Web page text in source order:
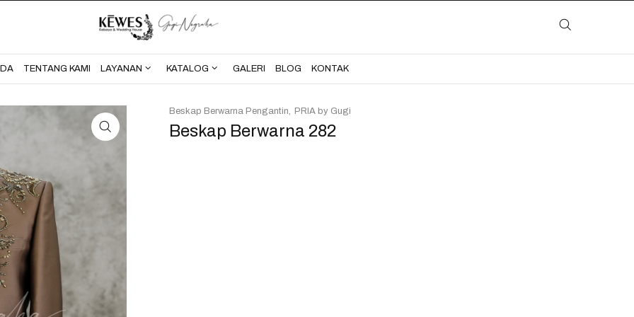
BERANDA KONTAK
TENTANG KAMI LAYANAN KATALOG GALERI BLOG KONTAK
Beskap Berwarna 282
Beskap Berwarna Pengantin PRIA by Gugi